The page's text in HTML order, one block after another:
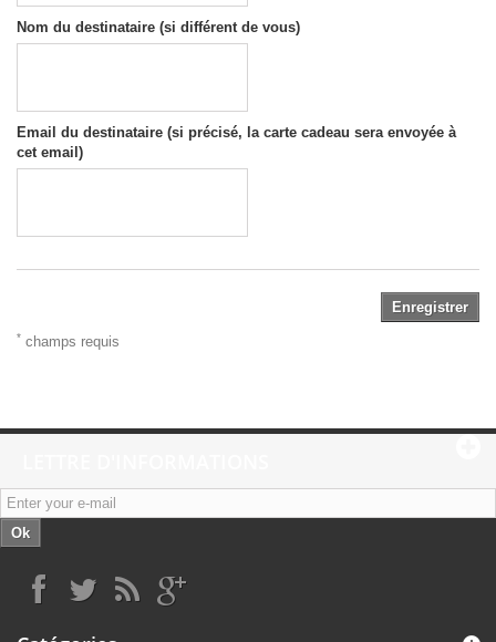
Nom du destinataire (si différent de vous)
Email du destinataire (si précisé, la carte cadeau sera envoyée à
cet email)
Enregistrer
* champs requis
Ok